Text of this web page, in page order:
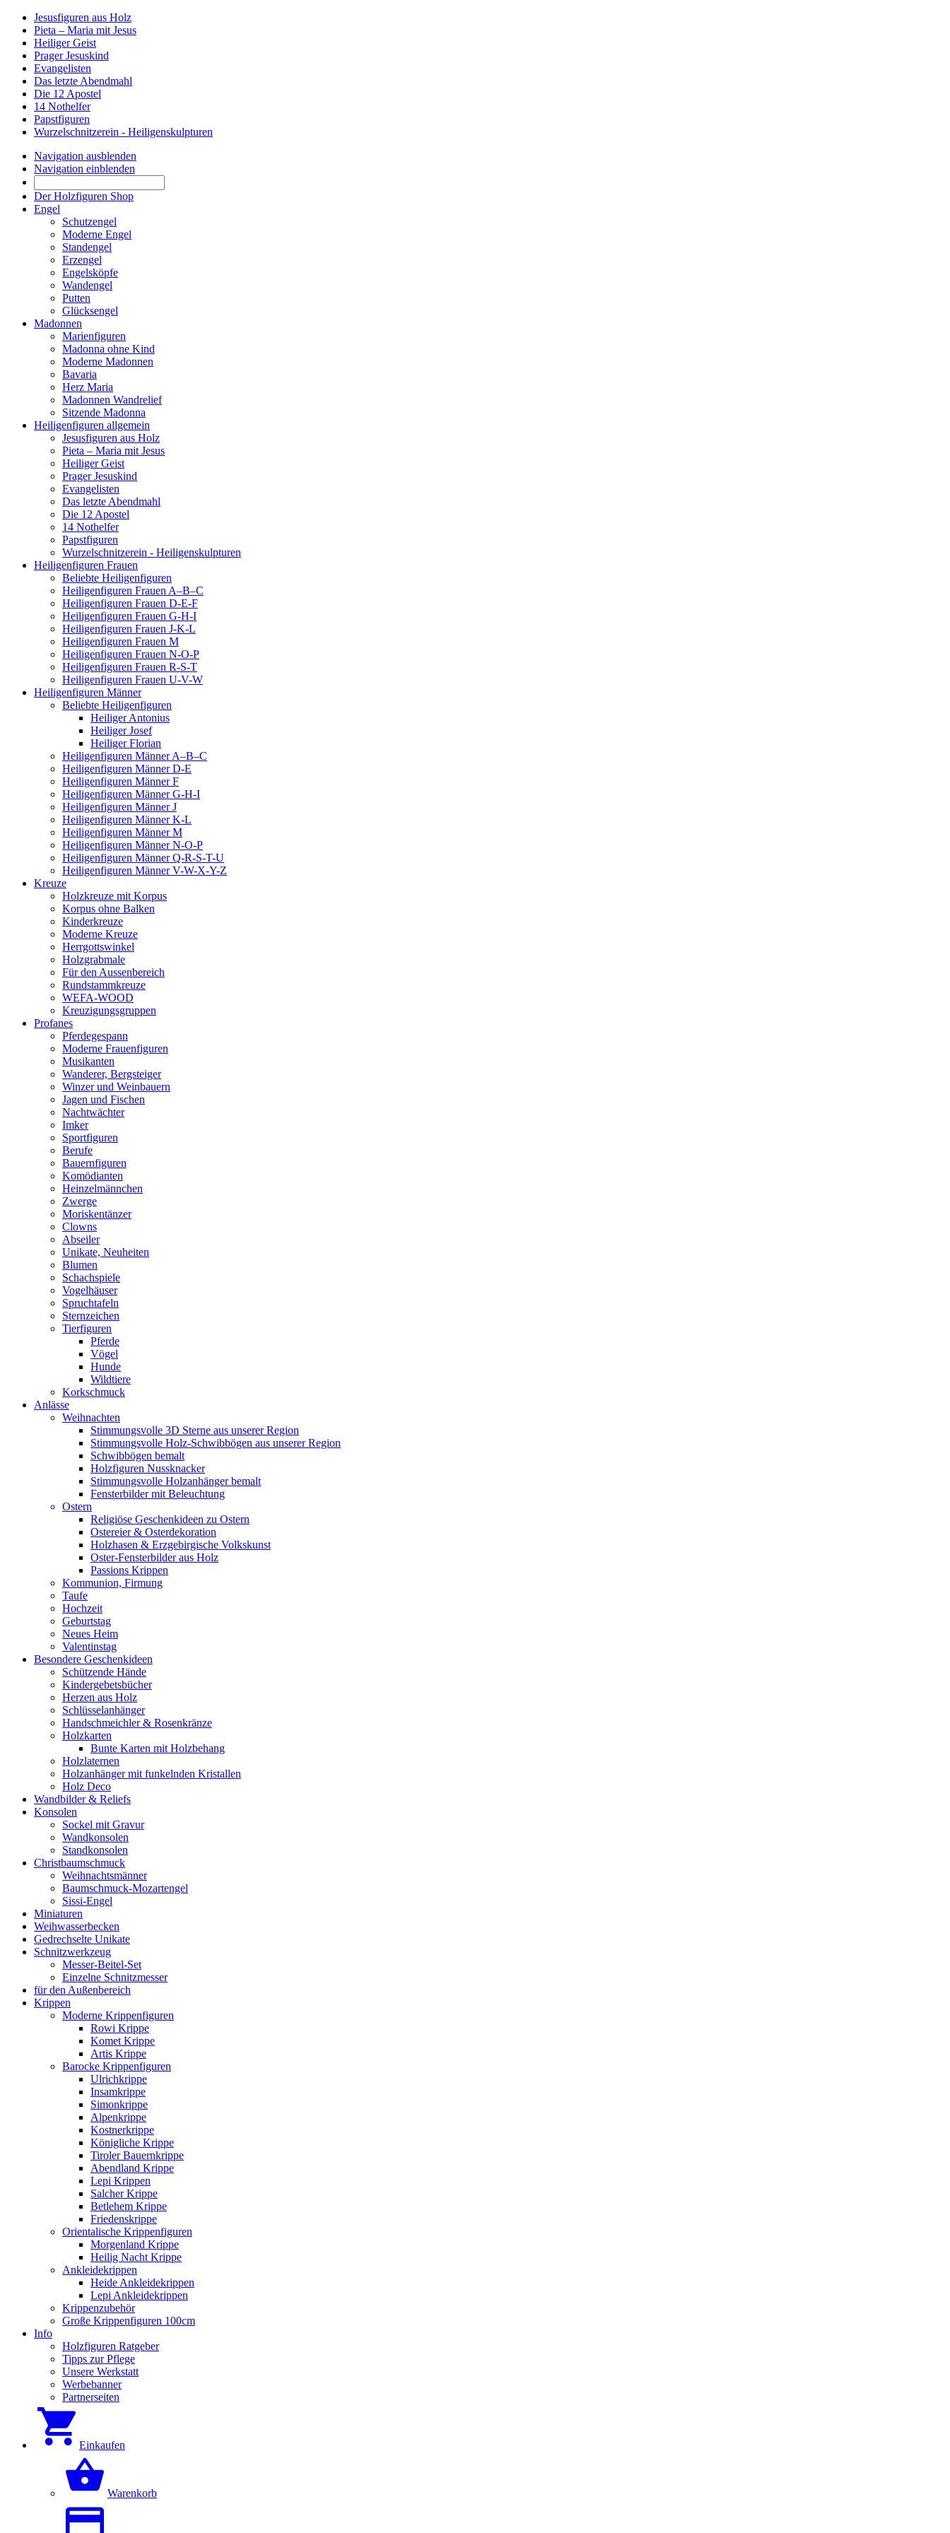
Jesusfiguren aus Holz
Pieta – Maria mit Jesus
Heiliger Geist
Prager Jesuskind
Evangelisten
Das letzte Abendmahl
Die 12 Apostel
14 Nothelfer
Papstfiguren
Wurzelschnitzerein - Heiligenskulpturen
Navigation ausblenden
Navigation einblenden
Der Holzfiguren Shop
Engel
Schutzengel
Moderne Engel
Standengel
Erzengel
Engelsköpfe
Wandengel
Putten
Glücksengel
Madonnen
Marienfiguren
Madonna ohne Kind
Moderne Madonnen
Bavaria
Herz Maria
Madonnen Wandrelief
Sitzende Madonna
Heiligenfiguren allgemein
Jesusfiguren aus Holz
Pieta – Maria mit Jesus
Heiliger Geist
Prager Jesuskind
Evangelisten
Das letzte Abendmahl
Die 12 Apostel
14 Nothelfer
Papstfiguren
Wurzelschnitzerein - Heiligenskulpturen
Heiligenfiguren Frauen
Beliebte Heiligenfiguren
Heiligenfiguren Frauen A–B–C
Heiligenfiguren Frauen D-E-F
Heiligenfiguren Frauen G-H-I
Heiligenfiguren Frauen J-K-L
Heiligenfiguren Frauen M
Heiligenfiguren Frauen N-O-P
Heiligenfiguren Frauen R-S-T
Heiligenfiguren Frauen U-V-W
Heiligenfiguren Männer
Beliebte Heiligenfiguren
Heiliger Antonius
Heiliger Josef
Heiliger Florian
Heiligenfiguren Männer A–B–C
Heiligenfiguren Männer D-E
Heiligenfiguren Männer F
Heiligenfiguren Männer G-H-I
Heiligenfiguren Männer J
Heiligenfiguren Männer K-L
Heiligenfiguren Männer M
Heiligenfiguren Männer N-O-P
Heiligenfiguren Männer Q-R-S-T-U
Heiligenfiguren Männer V-W-X-Y-Z
Kreuze
Holzkreuze mit Korpus
Korpus ohne Balken
Kinderkreuze
Moderne Kreuze
Herrgottswinkel
Holzgrabmale
Für den Aussenbereich
Rundstammkreuze
WEFA-WOOD
Kreuzigungsgruppen
Profanes
Pferdegespann
Moderne Frauenfiguren
Musikanten
Wanderer, Bergsteiger
Winzer und Weinbauern
Jagen und Fischen
Nachtwächter
Imker
Sportfiguren
Berufe
Bauernfiguren
Komödianten
Heinzelmännchen
Zwerge
Moriskentänzer
Clowns
Abseiler
Unikate, Neuheiten
Blumen
Schachspiele
Vogelhäuser
Spruchtafeln
Sternzeichen
Tierfiguren
Pferde
Vögel
Hunde
Wildtiere
Korkschmuck
Anlässe
Weihnachten
Stimmungsvolle 3D Sterne aus unserer Region
Stimmungsvolle Holz-Schwibbögen aus unserer Region
Schwibbögen bemalt
Holzfiguren Nussknacker
Stimmungsvolle Holzanhänger bemalt
Fensterbilder mit Beleuchtung
Ostern
Religiöse Geschenkideen zu Ostern
Ostereier & Osterdekoration
Holzhasen & Erzgebirgische Volkskunst
Oster-Fensterbilder aus Holz
Passions Krippen
Kommunion, Firmung
Taufe
Hochzeit
Geburtstag
Neues Heim
Valentinstag
Besondere Geschenkideen
Schützende Hände
Kindergebetsbücher
Herzen aus Holz
Schlüsselanhänger
Handschmeichler & Rosenkränze
Holzkarten
Bunte Karten mit Holzbehang
Holzlaternen
Holzanhänger mit funkelnden Kristallen
Holz Deco
Wandbilder & Reliefs
Konsolen
Sockel mit Gravur
Wandkonsolen
Standkonsolen
Christbaumschmuck
Weihnachtsmänner
Baumschmuck-Mozartengel
Sissi-Engel
Miniaturen
Weihwasserbecken
Gedrechselte Unikate
Schnitzwerkzeug
Messer-Beitel-Set
Einzelne Schnitzmesser
für den Außenbereich
Krippen
Moderne Krippenfiguren
Rowi Krippe
Komet Krippe
Artis Krippe
Barocke Krippenfiguren
Ulrichkrippe
Insamkrippe
Simonkrippe
Alpenkrippe
Kostnerkrippe
Königliche Krippe
Tiroler Bauernkrippe
Abendland Krippe
Lepi Krippen
Salcher Krippe
Betlehem Krippe
Friedenskrippe
Orientalische Krippenfiguren
Morgenland Krippe
Heilig Nacht Krippe
Ankleidekrippen
Heide Ankleidekrippen
Lepi Ankleidekrippen
Krippenzubehör
Große Krippenfiguren 100cm
Info
Holzfiguren Ratgeber
Tipps zur Pflege
Unsere Werkstatt
Werbebanner
Partnerseiten
Einkaufen
Warenkorb